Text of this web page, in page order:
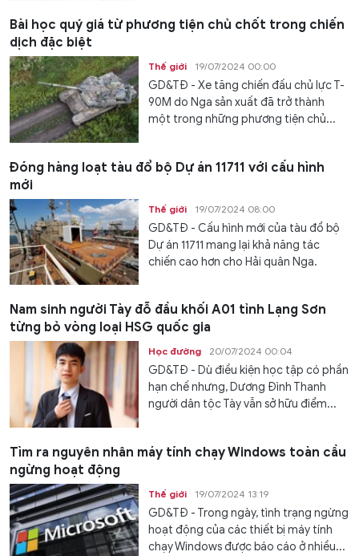
Bài học quý giá từ phương tiện chủ chốt trong chiến
dịch đặc biệt
Thế giới 19/07/2024 00:00
GD&TĐ - Xe tăng chiến đấu chủ lực T-
90M do Nga sản xuất đã trở thành
một trong những phương tiện chủ...
Đóng hàng loạt tàu đổ bộ Dự án 11711 với cấu hình
mới
Thế giới 19/07/2024 08:00
GD&TĐ - Cấu hình mới của tàu đổ bộ
Dự án 11711 mang lại khả năng tác
chiến cao hơn cho Hải quân Nga.
Nam sinh người Tày đỗ đầu khối A01 tỉnh Lạng Sơn
từng bỏ vòng loại HSG quốc gia
Học đường 20/07/2024 00:04
GD&TĐ - Dù điều kiện học tập có phần
hạn chế nhưng, Dương Đình Thanh
người dân tộc Tày vẫn sở hữu điểm...
Tìm ra nguyên nhân máy tính chạy Windows toàn cầu
ngừng hoạt động
Thế giới 19/07/2024 13:19
GD&TĐ - Trong ngày, tình trạng ngừng
hoạt động của các thiết bị máy tính
chạy Windows được báo cáo ở nhiều...